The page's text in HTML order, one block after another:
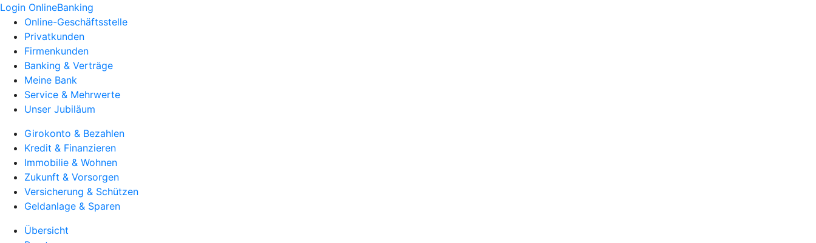
Login OnlineBanking
Online-Geschäftsstelle
Privatkunden
Firmenkunden
Banking & Verträge
Meine Bank
Service & Mehrwerte
Unser Jubiläum
Girokonto & Bezahlen
Kredit & Finanzieren
Immobilie & Wohnen
Zukunft & Vorsorgen
Versicherung & Schützen
Geldanlage & Sparen
Übersicht